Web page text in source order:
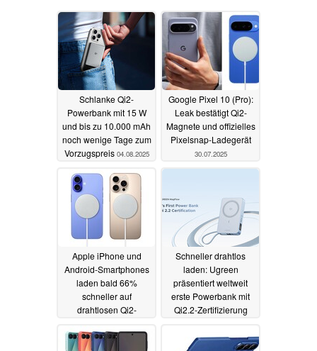
Schlanke Qi2-
Powerbank mit 15 W
und bis zu 10.000 mAh
noch wenige Tage zum
Vorzugspreis 04.08.2025
Google Pixel 10 (Pro):
Leak bestätigt Qi2-
Magnete und offizielles
Pixelsnap-Ladegerät
30.07.2025
Apple iPhone und
Android-Smartphones
laden bald 66%
schneller auf
drahtlosen Qi2-
Schneller drahtlos
laden: Ugreen
präsentiert weltweit
erste Powerbank mit
Qi2.2-Zertifizierung